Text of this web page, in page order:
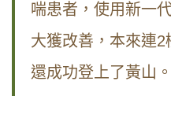
喘患者，使用新一
大獲改善，本來連2
還成功登上了黃山。